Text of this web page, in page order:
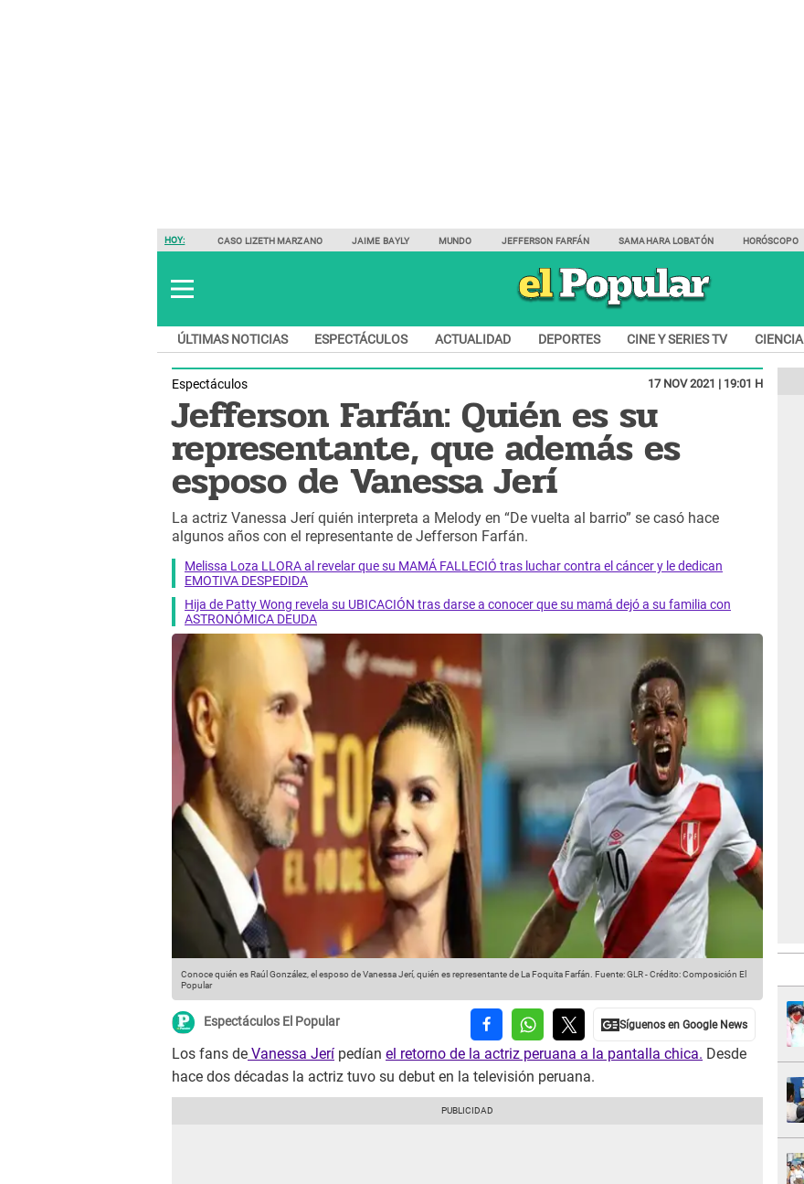
HOY: CASO LIZETH MARZANO JAIME BAYLY MUNDO JEFFERSON FARFÁN SAMAHARA LOBATÓN HORÓSCOPO
ÚLTIMAS NOTICIAS ESPECTÁCULOS ACTUALIDAD DEPORTES CINE Y SERIES TV CIENCIA
Espectáculos 17 NOV 2021 | 19:01 H
Jefferson Farfán: Quién es su
representante, que además es
esposo de Vanessa Jerí
La actriz Vanessa Jerí quién interpreta a Melody en “De vuelta al barrio” se casó hace
algunos años con el representante de Jefferson Farfán.
Melissa Loza LLORA al revelar que su MAMÁ FALLECIÓ tras luchar contra el cáncer y le dedican
EMOTIVA DESPEDIDA
Hija de Patty Wong revela su UBICACIÓN tras darse a conocer que su mamá dejó a su familia con
ASTRONÓMICA DEUDA
Conoce quién es Raúl González, el esposo de Vanessa Jerí, quién es representante de La Foquita Farfán. Fuente: GLR-Crédito: Composición El
Popular
Espectáculos El Popular
Los fans de Vanessa Jerí pedían el retorno de la actriz peruana a la pantalla chica. Desde
hace dos décadas la actriz tuvo su debut en la televisión peruana.